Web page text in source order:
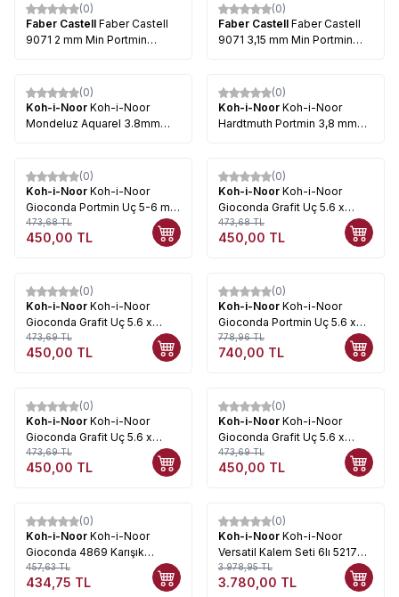
(0)
Faber Castell Faber Castell
9071 2 mm Min Portmin
(0)
Faber Castell Faber Castell
9071 3,15 mm Min Portmin
(0)
Koh-i-Noor Koh-i-Noor
Mondeluz Aquarel 3.8mm
(0)
Koh-i-Noor Koh-i-Noor
Hardtmuth Portmin 3,8 mm
%5
(0)
Koh-i-Noor Koh-i-Noor
Gioconda Portmin Uç 5-6 mm
6lı 4345/3
473,68TL
450,00 TL
%5
(0)
Koh-i-Noor Koh-i-Noor
Gioconda Grafit Uç 5.6 x
120mm 6lı 4378 Dark Brown
Sepia
473,68TL
450,00 TL
%5
(0)
Koh-i-Noor Koh-i-Noor
Gioconda Grafit Uç 5.6 x
120mm 6lı 4377 Light Brown
Sepia
473,69TL
450,00 TL
%5
(0)
Koh-i-Noor Koh-i-Noor
Gioconda Portmin Uç 5.6 x
80mm Metalik Set 4380
778,96TL
740,00 TL
%5
(0)
Koh-i-Noor Koh-i-Noor
Gioconda Grafit Uç 5.6 x
120mm 6lı 4373 Russet
Sepia
473,69TL
450,00 TL
%5
(0)
Koh-i-Noor Koh-i-Noor
Gioconda Grafit Uç 5.6 x
120mm 6lı 4371 White
473,69TL
450,00 TL
%5
(0)
Koh-i-Noor Koh-i-Noor
Gioconda 4869 Karışık
Portmin Kalem Ucu 6lı
457,63TL
434,75 TL
%5
(0)
Koh-i-Noor Koh-i-Noor
Versatil Kalem Seti 6lı 5217
HB 2mm
3.978,95TL
3.780,00 TL